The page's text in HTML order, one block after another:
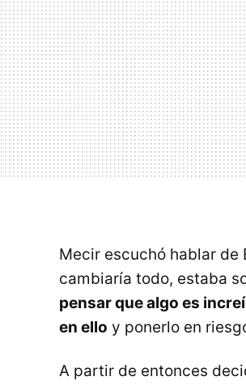
Mecir escuchó hablar de
cambiaría todo, estaba
pensar que algo es
en ello y ponerlo en
A partir de entonces